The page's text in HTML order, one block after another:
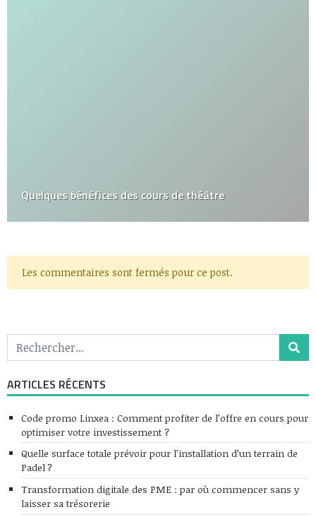
Quelques bénéfices des cours de théâtre
Les commentaires sont fermés pour ce post.
ARTICLES RÉCENTS
Code promo Linxea : Comment profiter de l’offre en cours pour
optimiser votre investissement ?
Quelle surface totale prévoir pour l’installation d’un terrain de
Padel ?
Transformation digitale des PME : par où commencer sans y
laisser sa trésorerie